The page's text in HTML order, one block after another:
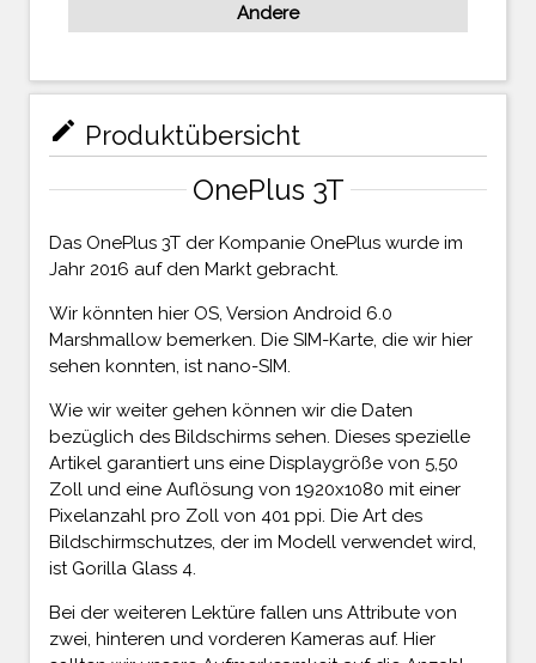
Andere
mode_edit Produktübersicht
OnePlus 3T
Das OnePlus 3T der Kompanie OnePlus wurde im
Jahr 2016 auf den Markt gebracht.
Wir könnten hier OS, Version Android 6.0
Marshmallow bemerken. Die SIM-Karte, die wir hier
sehen konnten, ist nano-SIM.
Wie wir weiter gehen können wir die Daten
bezüglich des Bildschirms sehen. Dieses spezielle
Artikel garantiert uns eine Displaygröße von 5,50
Zoll und eine Auflösung von 1920x1080 mit einer
Pixelanzahl pro Zoll von 401 ppi. Die Art des
Bildschirmschutzes, der im Modell verwendet wird,
ist Gorilla Glass 4.
Bei der weiteren Lektüre fallen uns Attribute von
zwei, hinteren und vorderen Kameras auf. Hier